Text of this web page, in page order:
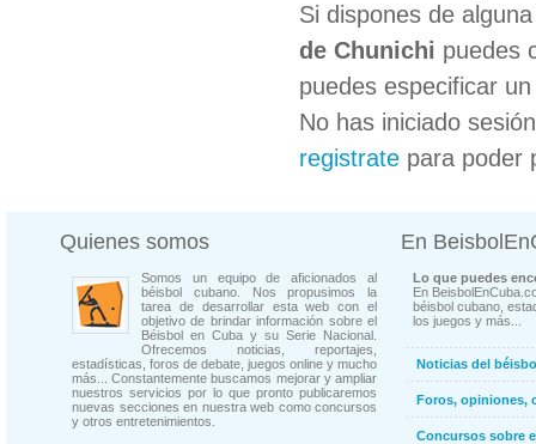
Si dispones de
de Chunichi puedes
puedes especificar
No has iniciado
registrate para poder
Quienes somos
Somos un equipo de aficionados al
béisbol cubano. Nos propusimos la
tarea de desarrollar esta web con el
objetivo de brindar información sobre el
Béisbol en Cuba y su Serie Nacional.
Ofrecemos noticias, reportajes,
estadísticas, foros de debate, juegos online y mucho
más... Constantemente buscamos mejorar y ampliar
nuestros servicios por lo que pronto publicaremos
nuevas secciones en nuestra web como concursos
y otros entretenimientos.
En
Lo que puedes
En
béisbol cubano,
los juegos y más...
Noticias del
Foros, opiniones,
Concursos sobre